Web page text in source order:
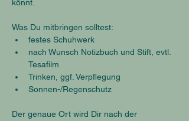
könnt.
Was Du mitbringen solltest:
festes Schuhwerk
nach Wunsch Notizbuch und Stift, evtl.
Tesafilm
Trinken, ggf. Verpflegung
Sonnen-/Regenschutz
Der genaue Ort wird Dir nach der